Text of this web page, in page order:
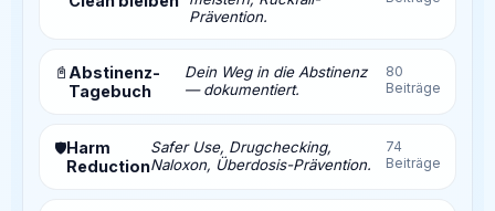
Prävention.
📓 Abstinenz-
Tagebuch
Dein Weg in die Abstinenz
— dokumentiert.
80
Beiträge
🛡️Harm
Reduction
Safer Use, Drugchecking,
Naloxon, Überdosis-Prävention.
74
Beiträge